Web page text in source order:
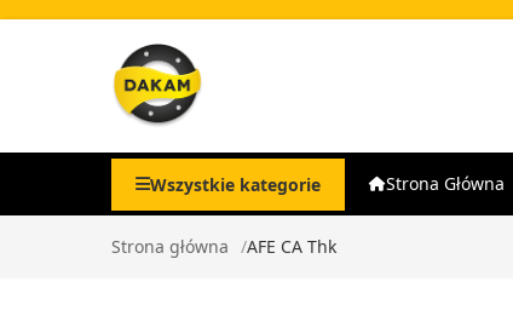
Wszystkie kategorie Strona Główna
Strona główna AFE CA Thk